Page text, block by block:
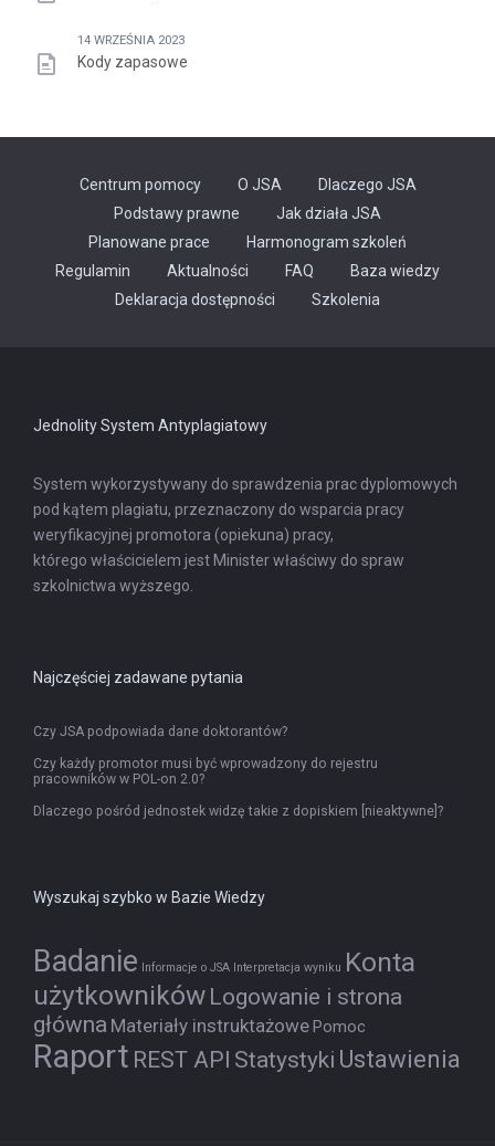
14 WRZEŚNIA 2023
Kody zapasowe
Centrum pomocy O JSA
Dlaczego JSA
Podstawy prawne
Jak działa JSA
Planowane prace
Harmonogram szkoleń
Regulamin
Aktualności FAQ
Baza wiedzy
Deklaracja dostępności
Szkolenia
Jednolity System Antyplagiatowy
System wykorzystywany do sprawdzenia prac dyplomowych
pod kątem plagiatu, przeznaczony do wsparcia pracy
weryfikacyjnej promotora (opiekuna) pracy,
którego właścicielem jest Minister właściwy do spraw
szkolnictwa wyższego.
Najczęściej zadawane pytania
Czy JSA podpowiada dane doktorantów?
Czy każdy promotor musi być wprowadzony do rejestru
pracowników w POL-on 2.0?
Dlaczego pośród jednostek widzę takie z dopiskiem [nieaktywne]?
Wyszukaj szybko w Bazie Wiedzy
Badanie Informacje o JSA Interpretacja wyniku Konta
użytkowników Logowanie i strona
główna Materiały instruktażowe Pomoc
Raport REST API Statystyki Ustawienia